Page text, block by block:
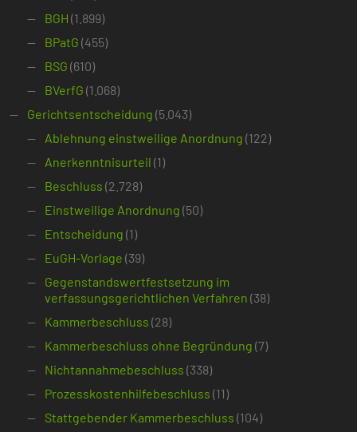
BGH (1.899)
BPatG (455)
BSG (610)
BVerfG (1.068)
Gerichtsentscheidung (5.043)
Ablehnung einstweilige Anordnung (122)
Anerkenntnisurteil (1)
Beschluss (2.728)
Einstweilige Anordnung (50)
Entscheidung (1)
EuGH-Vorlage (39)
Gegenstandswertfestsetzung im
verfassungsgerichtlichen Verfahren (38)
Kammerbeschluss (28)
Kammerbeschluss ohne Begründung (7)
Nichtannahmebeschluss (338)
Prozesskostenhilfebeschluss (11)
Stattgebender Kammerbeschluss (104)